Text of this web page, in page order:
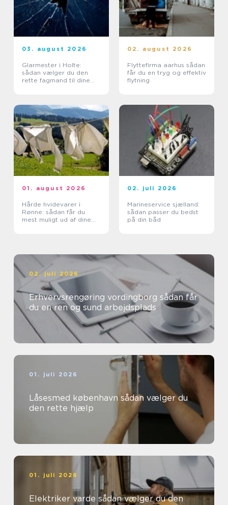
03. august 2026
Glarmester i Holte:
sådan vælger du den
rette fagmand til dine
02. august 2026
Flyttefirma aarhus sådan
får du en tryg og effektiv
flytning
01. august 2026
Hårde hvidevarer i
Rønne: sådan får du
mest muligt ud af dine
02. juli 2026
Marineservice sjælland:
sådan passer du bedst
på din båd
02. juli 2026
Erhvervsrengøring vordingborg sådan får
du en ren og sund arbejdsplads
01. juli 2026
Låsesmed københavn sådan vælger du
den rette hjælp
01. juli 2026
Elektriker varde sådan vælger du den